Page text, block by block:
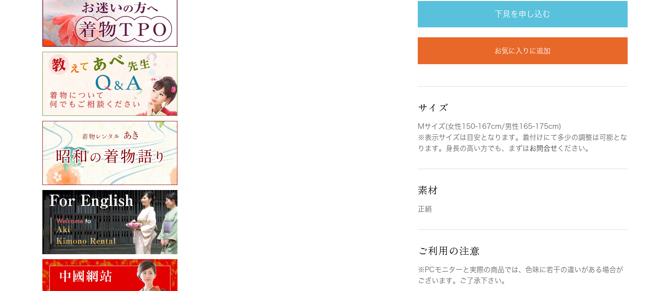
下見を申し込む
お気に入りに追加
サイズ
Mサイズ(女性150-167cm/男性165-175cm)
※表示サイズは目安となります。着付けにて多少の調整は可能とな
ります。身長の高い方でも、まずはお問合せ ください。
素材
正絹
ご利用の注意
※PCモニターと実際の商品では、色味に若干の違いがある場合が
ございます。ご了承下さい。